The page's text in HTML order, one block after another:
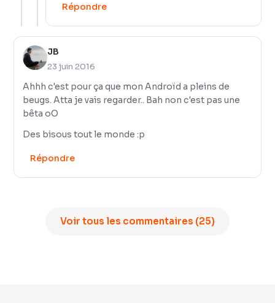
Répondre
JB
23 juin 2016
Ahhh c'est pour ça que mon Androïd a pleins de
beugs. Atta je vais regarder.. Bah non c'est pas une
bêta oO
Des bisous tout le monde :p
Répondre
Voir tous les commentaires (25)